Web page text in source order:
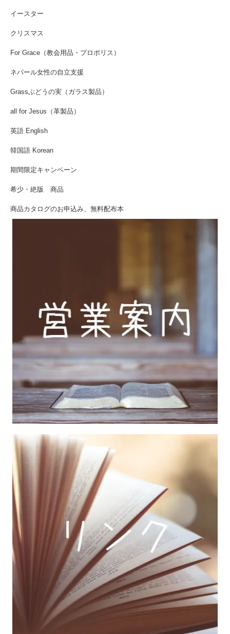
イースター
クリスマス
For Grace（教会用品・プロポリス）
ネパール女性の自立支援
Grassぶどうの実（ガラス製品）
all for Jesus（革製品）
英語 English
韓国語 Korean
期間限定キャンペーン
希少・絶版 商品
商品カタログのお申込み、無料配布本